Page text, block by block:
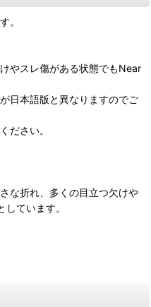
。
やスレ傷がある状態でもNear
日本語版と異なりますのでご
ださい。
な折れ、多くの目立つ欠けや
ています。